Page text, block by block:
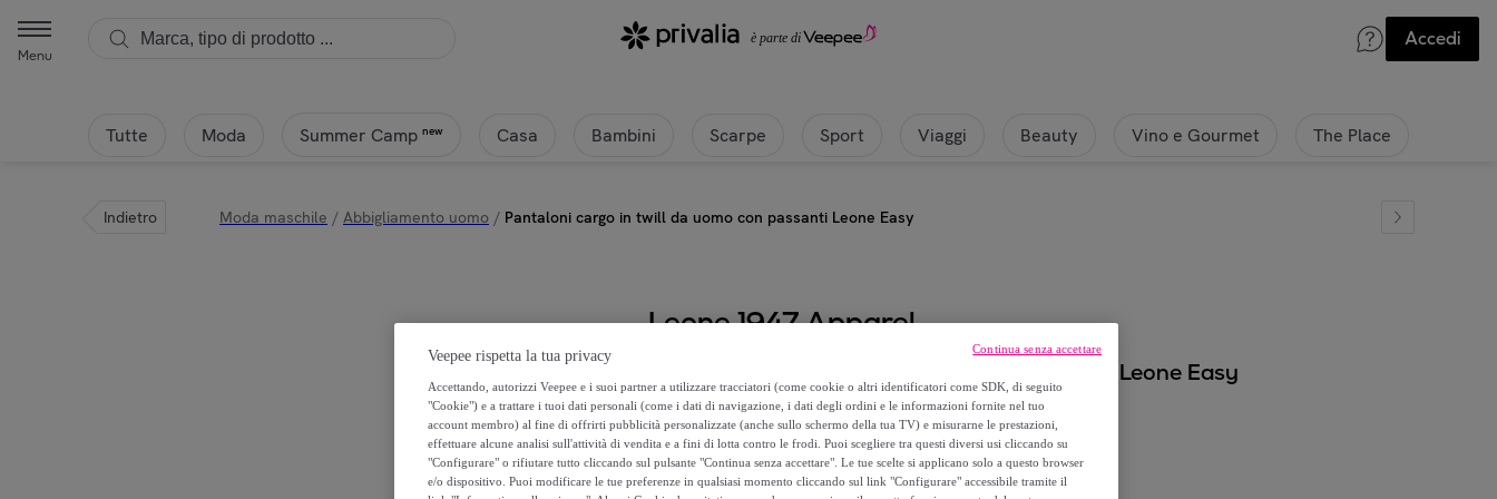
Menu
Accedi
Tutte Moda Summer Camp new Casa Bambini Scarpe Sport Viaggi Beauty Vino e Gourmet The Place
Indietro Moda maschile / Abbigliamento uomo / Pantaloni cargo in twill da uomo con passanti Leone Easy
Leone 1947 Apparel
Pantaloni cargo in twill da uomo con passanti Leone Easy
39,99 €
78,00 €
Veepee rispetta la tua privacy
Accettando, autorizzi Veepee e i suoi partner a utilizzare tracciatori (come cookie o altri identificatori come SDK, di seguito
"Cookie") e a trattare i tuoi dati personali (come i dati di navigazione, i dati degli ordini e le informazioni fornite nel tuo
account membro) al fine di offrirti pubblicità personalizzate (anche sullo schermo della tua TV) e misurarne le prestazioni,
effettuare alcune analisi sull'attività di vendita e a fini di lotta contro le frodi. Puoi scegliere tra questi diversi usi cliccando su
"Configurare" o rifiutare tutto cliccando sul pulsante "Continua senza accettare". Le tue scelte si applicano solo a questo browser
e/o dispositivo. Puoi modificare le tue preferenze in qualsiasi momento cliccando sul link "Configurare" accessibile tramite il
Continua senza accettare